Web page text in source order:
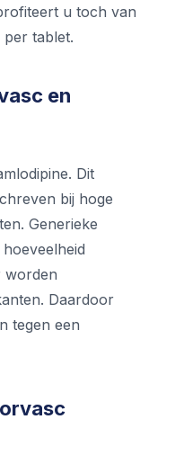
u toch van
per tablet.
en
Dit
bij hoge
Generieke
worden
Daardoor
tegen een